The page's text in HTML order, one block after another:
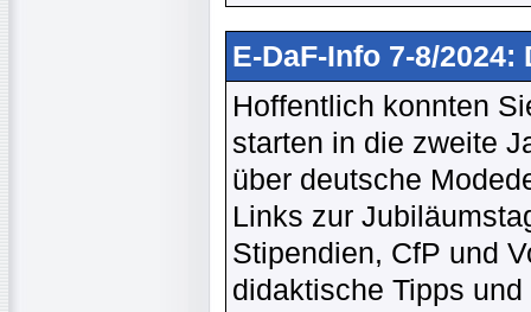
E-DaF-Info 7-8/
Hoffentlich konnten
starten in die zweite
über deutsche
Links zur
Stipendien, CfP und
didaktische Tipps